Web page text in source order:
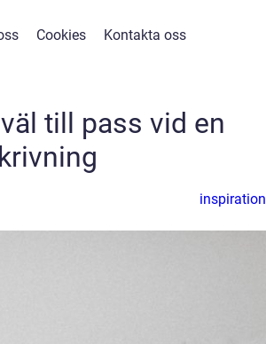
Cookies Kontakta oss
till pass vid en
inspiration